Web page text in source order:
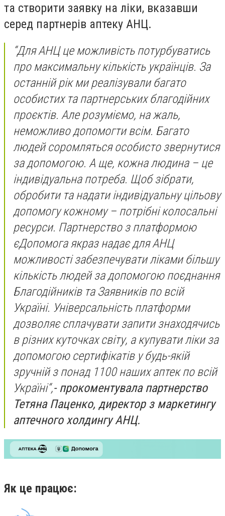
та створити заявку на ліки, вказавши
серед партнерів аптеку АНЦ.
“Для АНЦ це можливість потурбуватись
про максимальну кількість українців. За
останній рік ми реалізували багато
особистих та партнерських благодійних
проєктів. Але розуміємо, на жаль,
неможливо допомогти всім. Багато
людей соромляться особисто звернутися
за допомогою. А ще, кожна людина – це
індивідуальна потреба. Щоб зібрати,
обробити та надати індивідуальну цільову
допомогу кожному – потрібні колосальні
ресурси. Партнерство з платформою
єДопомога якраз надає для АНЦ
можливості забезпечувати ліками більшу
кількість людей за допомогою поєднання
Благодійників та Заявників по всій
Україні. Універсальність платформи
дозволяє сплачувати запити знаходячись
в різних куточках світу, а купувати ліки за
допомогою сертифікатів у будь-якій
зручній з понад 1100 наших аптек по всій
Україні“,- прокоментувала партнерство
Тетяна Паценко, директор з маркетингу
аптечного холдингу АНЦ.
Як це працює: